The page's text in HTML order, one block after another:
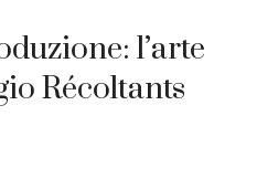
l’arte
Récoltants